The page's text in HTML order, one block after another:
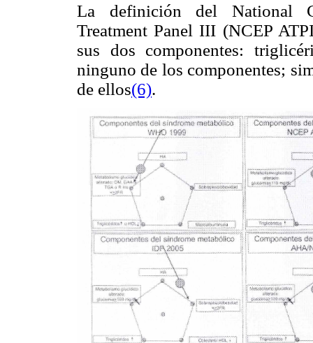
La definición del National
Treatment Panel III (NCEP
sus dos componentes:
ninguno de los componentes;
de ellos(6).